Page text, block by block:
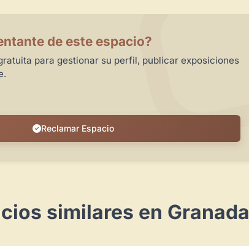
de este espacio?
para gestionar su perfil, publicar exposiciones
Reclamar Espacio
similares en Granada